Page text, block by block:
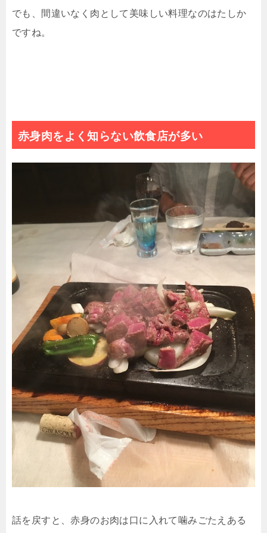
でも、間違いなく肉として美味しい料理なのはたしか
ですね。
赤身肉をよく知らない飲食店が多い
話を戻すと、赤身のお肉は口に入れて噛みごたえある